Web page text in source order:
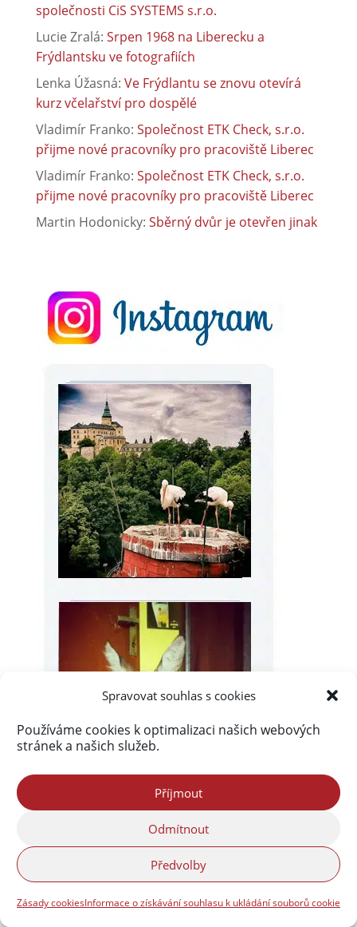
Spravovat souhlas s cookies
Používáme cookies k optimalizaci našich webových
stránek a našich služeb.
Příjmout
Odmítnout
Předvolby
Zásady cookiesInformace o získávání souhlasu k ukládání souborů cookie
společnosti CiS SYSTEMS s.r.o.
Lucie Zralá: Srpen 1968 na Liberecku a
Frýdlantsku ve fotografiích
Lenka Úžasná: Ve Frýdlantu se znovu otevírá
kurz včelařství pro dospělé
Vladimír Franko: Společnost ETK Check, s.r.o.
přijme nové pracovníky pro pracoviště Liberec
Vladimír Franko: Společnost ETK Check, s.r.o.
přijme nové pracovníky pro pracoviště Liberec
Martin Hodonicky: Sběrný dvůr je otevřen jinak